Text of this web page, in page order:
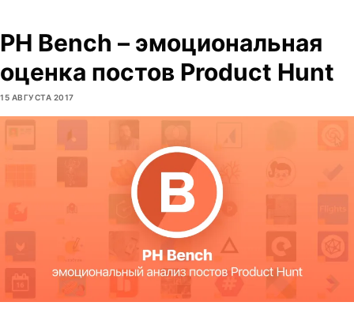
PH Bench – эмоциональная
оценка постов Product Hunt
15 АВГУСТА 2017